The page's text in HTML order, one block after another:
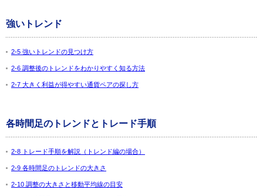
強いトレンド
2-5 強いトレンドの見つけ方
2-6 調整後のトレンドをわかりやすく知る方法
2-7 大きく利益が得やすい通貨ペアの探し方
各時間足のトレンドとトレード手順
2-8 トレード手順を解説（トレンド編の場合）
2-9 各時間足のトレンドの大きさ
2-10 調整の大きさと移動平均線の目安